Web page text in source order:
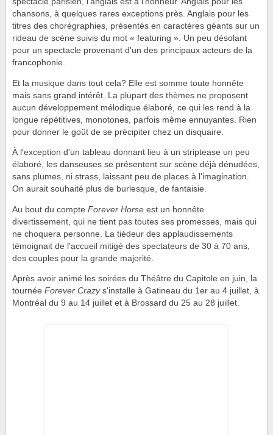
chansons, à quelques rares exceptions près. Anglais pour les
titres des chorégraphies, présentés en caractères géants sur un
rideau de scène suivis du mot « featuring ». Un peu désolant
pour un spectacle provenant d'un des principaux acteurs de la
francophonie.
Et la musique dans tout cela? Elle est somme toute honnête
mais sans grand intérêt. La plupart des thèmes ne proposent
aucun développement mélodique élaboré, ce qui les rend à la
longue répétitives, monotones, parfois même ennuyantes. Rien
pour donner le goût de se précipiter chez un disquaire.
À l'exception d'un tableau donnant lieu à un striptease un peu
élaboré, les danseuses se présentent sur scène déjà dénudées,
sans plumes, ni strass, laissant peu de places à l'imagination.
On aurait souhaité plus de burlesque, de fantaisie.
Au bout du compte Forever Horse est un honnête
divertissement, qui ne tient pas toutes ses promesses, mais qui
ne choquera personne. La tiédeur des applaudissements
témoignait de l'accueil mitigé des spectateurs de 30 à 70 ans,
des couples pour la grande majorité.
Après avoir animé les soirées du Théâtre du Capitole en juin, la
tournée Forever Crazys'installe à Gatineau du 1er au 4 juillet, à
Montréal du 9 au 14 juillet et à Brossard du 25 au 28 juillet.